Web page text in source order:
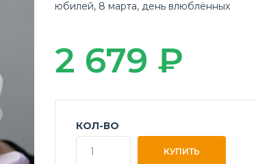
юбилей, 8 марта, день влюблённых
2 679 ₽
КОЛ-ВО